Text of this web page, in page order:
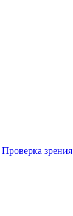
Проверка зрения